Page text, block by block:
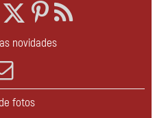
novidades
fotos